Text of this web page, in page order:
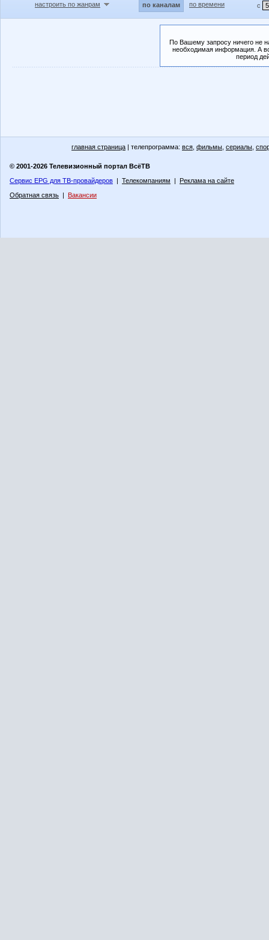
настроить по жанрам
по каналам по времени с
По Вашему запросу ничего не
необходимая информация. А
период
главная страница | телепрограмма: вся фильмы сериалы
© 2001-2026 Телевизионный портал ВсёТВ
Сервис EPG для ТВ-провайдеров | Телекомпаниям | Реклама на сайте
Обратная связь | Вакансии